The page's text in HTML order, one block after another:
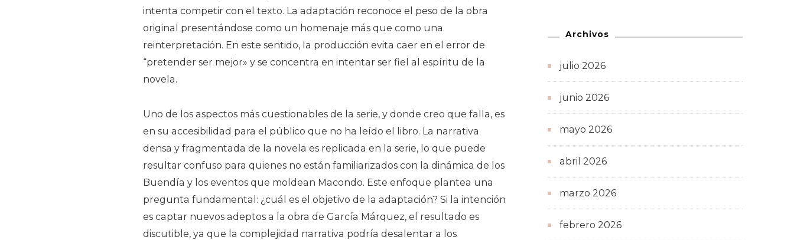
intenta competir con el texto. La adaptación reconoce el peso de la obra
original presentándose como un homenaje más que como una
reinterpretación. En este sentido, la producción evita caer en el error de
“pretender ser mejor» y se concentra en intentar ser fiel al espíritu de la
novela.
Uno de los aspectos más cuestionables de la serie, y donde creo que falla, es
en su accesibilidad para el público que no ha leído el libro. La narrativa
densa y fragmentada de la novela es replicada en la serie, lo que puede
resultar confuso para quienes no están familiarizados con la dinámica de los
Buendía y los eventos que moldean Macondo. Este enfoque plantea una
pregunta fundamental: ¿cuál es el objetivo de la adaptación? Si la intención
es captar nuevos adeptos a la obra de García Márquez, el resultado es
discutible, ya que la complejidad narrativa podría desalentar a los
Archivos
julio 2026
junio 2026
mayo 2026
abril 2026
marzo 2026
febrero 2026